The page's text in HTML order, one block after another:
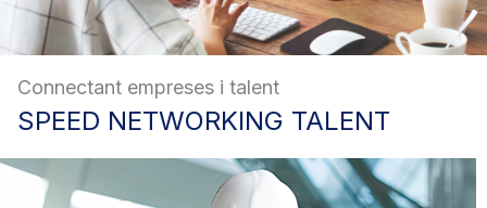
Connectant empreses i talent
SPEED NETWORKING TALENT